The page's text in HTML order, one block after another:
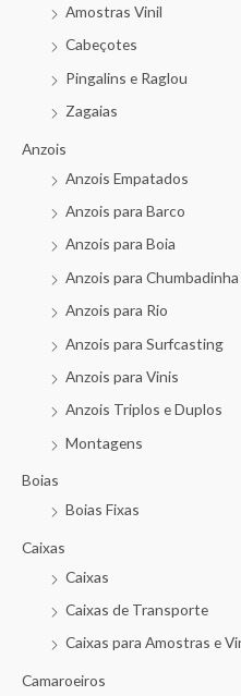
Amostras Vinil
Cabeçotes
Pingalins e Raglou
Zagaias
Anzois
Anzois Empatados
Anzois para Barco
Anzois para Boia
Anzois para Chumbadinha
Anzois para Rio
Anzois para Surfcasting
Anzois para Vinis
Anzois Triplos e Duplos
Montagens
Boias
Boias Fixas
Caixas
Caixas
Caixas de Transporte
Caixas para Amostras e
Camaroeiros